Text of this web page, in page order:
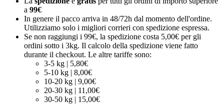
a 99€
In genere il pacco arriva in 48/72h dal momento dell'ordine.
Utilizziamo solo i migliori corrieri con spedizione espressa.
Se non raggiungi i 99€, la spedizione costa 5,00€ per gli
ordini sotto i 3kg. Il calcolo della spedizione viene fatto
durante il checkout. Le altre tariffe sono:
3-5 kg | 5,80€
5-10 kg | 8,00€
10-20 kg | 9,00€
20-30 kg | 11,00€
30-50 kg | 15,00€